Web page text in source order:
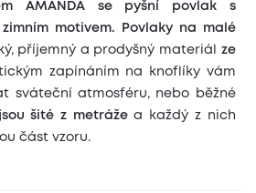
AMANDA se pyšní povlak s
motivem.
Povlaky na malé
příjemný a prodyšný materiál ze
zapínáním na knoflíky vám
sváteční atmosféru, nebo běžné
šité z metrážea každý z nich
část vzoru.